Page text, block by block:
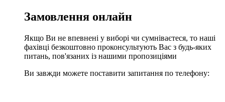
Замовлення онлайн
Якщо Ви не впевнені у виборі чи сумніваєтеся, то наші
фахівці безкоштовно проконсультують Вас з будь-яких
питань, пов'язаних із нашими пропозиціями
Ви завжди можете поставити запитання по телефону: